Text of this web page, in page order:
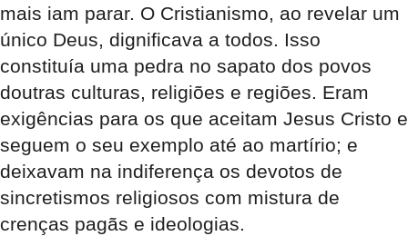
mais iam parar. O Cristianismo, ao revelar um
único Deus, dignificava a todos. Isso
constituía uma pedra no sapato dos povos
doutras culturas, religiões e regiões. Eram
exigências para os que aceitam Jesus Cristo e
seguem o seu exemplo até ao martírio; e
deixavam na indiferença os devotos de
sincretismos religiosos com mistura de
crenças pagãs e ideologias.